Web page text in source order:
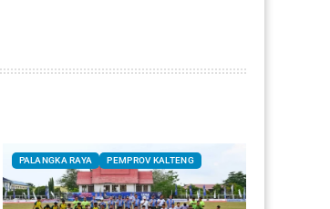
PALANGKA RAYA PEMPROV KALTENG